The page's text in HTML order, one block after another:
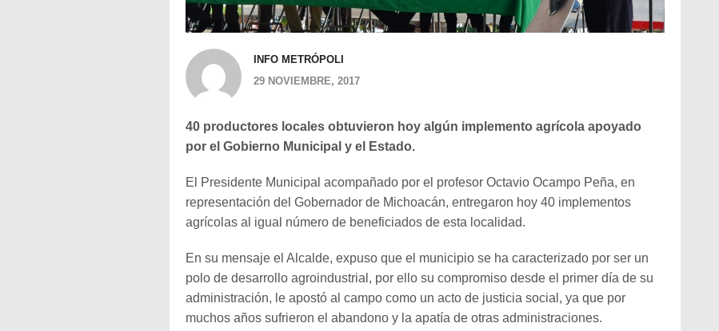
INFO METRÓPOLI
29 NOVIEMBRE, 2017
40 productores locales obtuvieron hoy algún implemento agrícola apoyado
por el Gobierno Municipal y el Estado.
El Presidente Municipal acompañado por el profesor Octavio Ocampo Peña, en
representación del Gobernador de Michoacán, entregaron hoy 40 implementos
agrícolas al igual número de beneficiados de esta localidad.
En su mensaje el Alcalde, expuso que el municipio se ha caracterizado por ser un
polo de desarrollo agroindustrial, por ello su compromiso desde el primer día de su
administración, le apostó al campo como un acto de justicia social, ya que por
muchos años sufrieron el abandono y la apatía de otras administraciones.